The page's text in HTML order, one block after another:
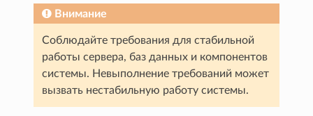
Внимание
Соблюдайте требования для стабильной
работы сервера, баз данных и компонентов
системы. Невыполнение требований может
вызвать нестабильную работу системы.